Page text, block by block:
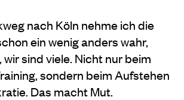
nach Köln nehme ich die
ein wenig anders wahr,
wir sind viele. Nicht nur beim
sondern beim Aufstehen
Das macht Mut.